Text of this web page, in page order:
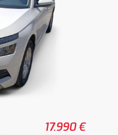
17.990 €